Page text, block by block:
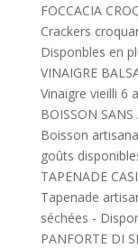
FOCCACIA
Crackers
Disponbles en
VINAIGRE
Vinaigre vieilli 6
BOISSON
Boisson
goûts
TAPENADE
Tapenade
séchées -
PANFORTE DI